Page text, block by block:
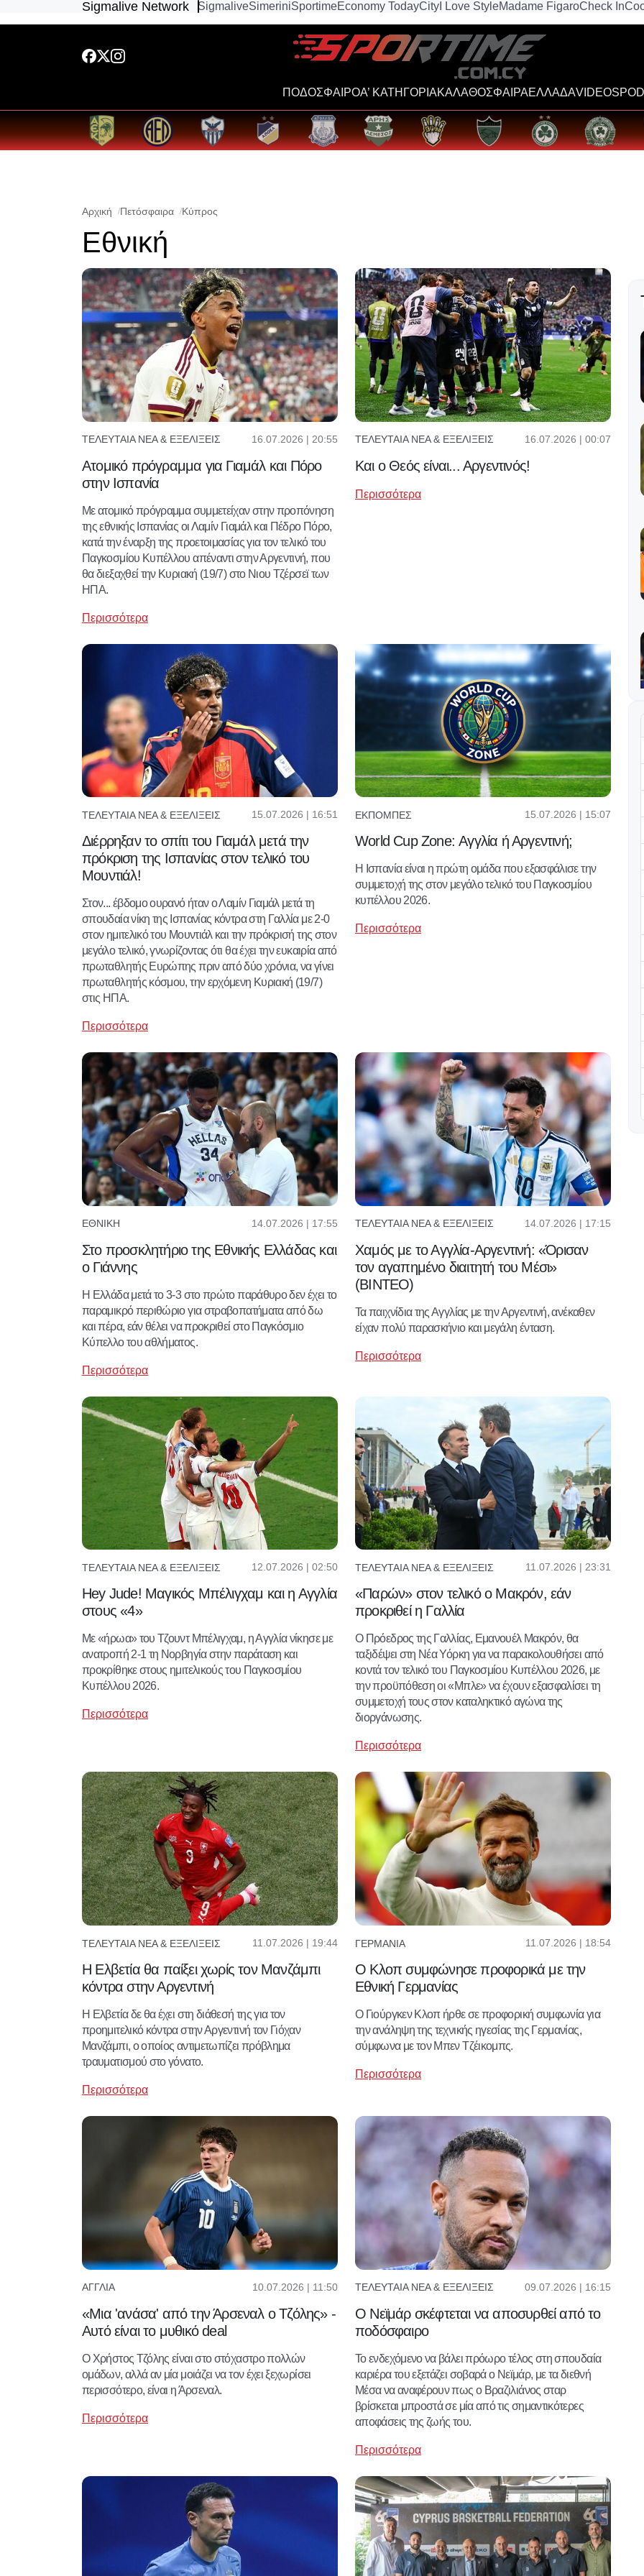
Sigmalive Network SigmaliveSimeriniSportimeEconomy TodayCity I Love StyleMadame FigaroCheck In
ΠΟΔΟΣΦΑΙΡΟΑ’ ΚΑΤΗΓΟΡΙΑΚΑΛΑΘΟΣΦΑΙΡΑΕΛΛΑΔΑVIDEOS
Αρχική Πετόσφαιρα Κύπρος
Εθνική
ΤΕΛΕΥΤΑΊΑ ΝΈΑ & ΕΞΕΛΊΞΕΙΣ 16.07.2026 | 20:55
Ατομικό πρόγραμμα για Γιαμάλ και Πόρο
στην Ισπανία
Με ατομικό πρόγραμμα συμμετείχαν στην προπόνηση
της εθνικής Ισπανίας οι Λαμίν Γιαμάλ και Πέδρο Πόρο,
κατά την έναρξη της προετοιμασίας για τον τελικό του
Παγκοσμίου Κυπέλλου απέναντι στην Αργεντινή, που
θα διεξαχθεί την Κυριακή (19/7) στο Νιου Τζέρσεϊ των
ΗΠΑ.
Περισσότερα
ΤΕΛΕΥΤΑΊΑ ΝΈΑ & ΕΞΕΛΊΞΕΙΣ 16.07.2026 | 00:07
Και ο Θεός είναι... Αργεντινός!
Περισσότερα
ΤΕΛΕΥΤΑΊΑ ΝΈΑ & ΕΞΕΛΊΞΕΙΣ 15.07.2026 | 16:51
Διέρρηξαν το σπίτι του Γιαμάλ μετά την
πρόκριση της Ισπανίας στον τελικό του
Μουντιάλ!
Στον... έβδομο ουρανό ήταν ο Λαμίν Γιαμάλ μετά τη
σπουδαία νίκη της Ισπανίας κόντρα στη Γαλλία με 2-0
στον ημιτελικό του Μουντιάλ και την πρόκρισή της στον
μεγάλο τελικό, γνωρίζοντας ότι θα έχει την ευκαιρία από
πρωταθλητής Ευρώπης πριν από δύο χρόνια, να γίνει
πρωταθλητής κόσμου, την ερχόμενη Κυριακή (19/7)
στις ΗΠΑ.
Περισσότερα
ΕΚΠΟΜΠΈΣ 15.07.2026 | 15:07
World Cup Zone: Αγγλία ή Αργεντινή;
Η Ισπανία είναι η πρώτη ομάδα που εξασφάλισε την
συμμετοχή της στον μεγάλο τελικό του Παγκοσμίου
κυπέλλου 2026.
Περισσότερα
ΕΘΝΙΚΉ 14.07.2026 | 17:55
Στο προσκλητήριο της Εθνικής Ελλάδας και
ο Γιάννης
Η Ελλάδα μετά το 3-3 στο πρώτο παράθυρο δεν έχει το
παραμικρό περιθώριο για στραβοπατήματα από δω
και πέρα, εάν θέλει να προκριθεί στο Παγκόσμιο
Κύπελλο του αθλήματος.
Περισσότερα
ΤΕΛΕΥΤΑΊΑ ΝΈΑ & ΕΞΕΛΊΞΕΙΣ 14.07.2026 | 17:15
Χαμός με το Αγγλία-Αργεντινή: «Όρισαν
τον αγαπημένο διαιτητή του Μέσι»
(BINTEO)
Τα παιχνίδια της Αγγλίας με την Αργεντινή, ανέκαθεν
είχαν πολύ παρασκήνιο και μεγάλη ένταση.
Περισσότερα
ΤΕΛΕΥΤΑΊΑ ΝΈΑ & ΕΞΕΛΊΞΕΙΣ 12.07.2026 | 02:50
Hey Jude! Μαγικός Μπέλιγχαμ και η Αγγλία
στους «4»
Με «ήρωα» του Τζουντ Μπέλιγχαμ, η Αγγλία νίκησε με
ανατροπή 2-1 τη Νορβηγία στην παράταση και
προκρίθηκε στους ημιτελικούς του Παγκοσμίου
Κυπέλλου 2026.
Περισσότερα
ΤΕΛΕΥΤΑΊΑ ΝΈΑ & ΕΞΕΛΊΞΕΙΣ 11.07.2026 | 23:31
«Παρών» στον τελικό ο Μακρόν, εάν
προκριθεί η Γαλλία
Ο Πρόεδρος της Γαλλίας, Εμανουέλ Μακρόν, θα
ταξιδέψει στη Νέα Υόρκη για να παρακολουθήσει από
κοντά τον τελικό του Παγκοσμίου Κυπέλλου 2026, με
την προϋπόθεση οι «Μπλε» να έχουν εξασφαλίσει τη
συμμετοχή τους στον καταληκτικό αγώνα της
διοργάνωσης.
Περισσότερα
ΤΕΛΕΥΤΑΊΑ ΝΈΑ & ΕΞΕΛΊΞΕΙΣ 11.07.2026 | 19:44
Η Ελβετία θα παίξει χωρίς τον Μανζάμπι
κόντρα στην Αργεντινή
H Ελβετία δε θα έχει στη διάθεσή της για τον
προημιτελικό κόντρα στην Αργεντινή τον Γιόχαν
Μανζάμπι, ο οποίος αντιμετωπίζει πρόβλημα
τραυματισμού στο γόνατο.
Περισσότερα
ΓΕΡΜΑΝΊΑ 11.07.2026 | 18:54
Ο Κλοπ συμφώνησε προφορικά με την
Εθνική Γερμανίας
Ο Γιούργκεν Κλοπ ήρθε σε προφορική συμφωνία για
την ανάληψη της τεχνικής ηγεσίας της Γερμανίας,
σύμφωνα με τον Μπεν Τζέικομπς.
Περισσότερα
ΑΓΓΛΊΑ 10.07.2026 | 11:50
«Μια 'ανάσα' από την Άρσεναλ ο Τζόλης» -
Αυτό είναι το μυθικό deal
Ο Χρήστος Τζόλης είναι στο στόχαστρο πολλών
ομάδων, αλλά αν μία μοιάζει να τον έχει ξεχωρίσει
περισσότερο, είναι η Άρσεναλ.
Περισσότερα
ΤΕΛΕΥΤΑΊΑ ΝΈΑ & ΕΞΕΛΊΞΕΙΣ 09.07.2026 | 16:15
Ο Νεϊμάρ σκέφτεται να αποσυρθεί από το
ποδόσφαιρο
Το ενδεχόμενο να βάλει πρόωρο τέλος στη σπουδαία
καριέρα του εξετάζει σοβαρά ο Νεϊμάρ, με τα διεθνή
Μέσα να αναφέρουν πως ο Βραζιλιάνος σταρ
βρίσκεται μπροστά σε μία από τις σημαντικότερες
αποφάσεις της ζωής του.
Περισσότερα